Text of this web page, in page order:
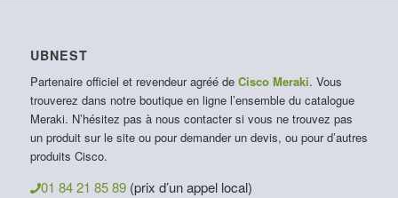
UBNEST
Partenaire officiel et revendeur agréé de Cisco Meraki. Vous
trouverez dans notre boutique en ligne l’ensemble du catalogue
Meraki. N’hésitez pas à nous contacter si vous ne trouvez pas
un produit sur le site ou pour demander un devis, ou pour d’autres
produits Cisco.
01 84 21 85 89 (prix d’un appel local)